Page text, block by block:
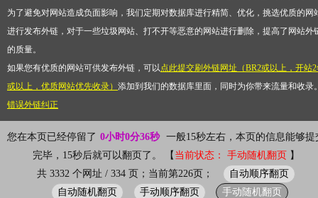
为了避免对网站造成负面影响，我们定期对数据库进行精简、优化，挑选优质的网
进行发布外链，对于一些垃圾网站、打不开等恶意的网站进行删除，提高了网站外
的质量。
如果您有优质的网站可供发布外链，可以点此提交刷外链网址（BR2或以上，开站
或以上，优质网站优先收录） 添加到我们的数据库里面，同时为你带来流量和收录
错误外链纠正
您在本页已经停留了 0小时0分36秒 一般15秒左右，本页的信息能够提
完毕，15秒后就可以翻页了。 【 当前状态： 手动随机翻页 】
共 3332 个网址 / 334 页；当前第226页；
自动顺序翻页
自动随机翻页
手动顺序翻页
手动随机翻页